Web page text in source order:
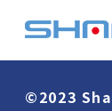
©2023